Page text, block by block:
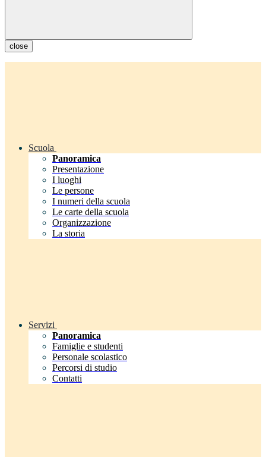
close
Scuola
Panoramica
Presentazione
I luoghi
Le persone
I numeri della scuola
Le carte della scuola
Organizzazione
La storia
Servizi
Panoramica
Famiglie e studenti
Personale scolastico
Percorsi di studio
Contatti